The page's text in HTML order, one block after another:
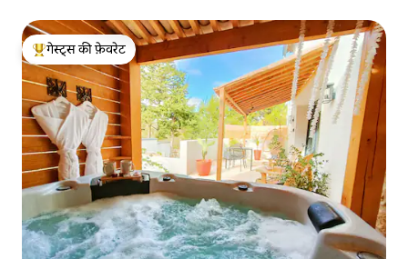
गेस्ट्स का टॉप फ़ेवरेट
गेस्ट्स की फ़ेवरेट